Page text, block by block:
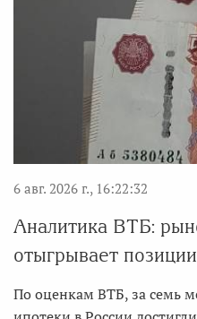
6 авг. 2026 г., 16:22:32
Аналитика ВТБ:
отыгрывает позиции
По оценкам ВТБ, за семь